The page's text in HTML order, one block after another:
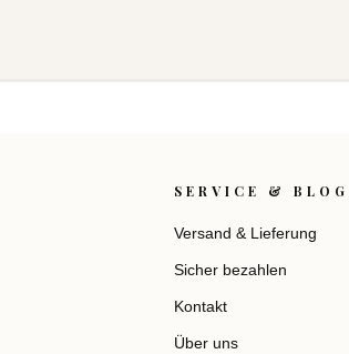
SERVICE & BLOG
Versand & Lieferung
Sicher bezahlen
Kontakt
Über uns